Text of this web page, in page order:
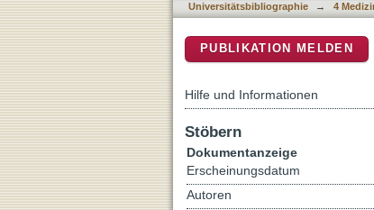
Universitätsbibliographie → 4
PUBLIKATION MELDEN
Hilfe und Informationen
Stöbern
Dokumentanzeige
Erscheinungsdatum
Autoren